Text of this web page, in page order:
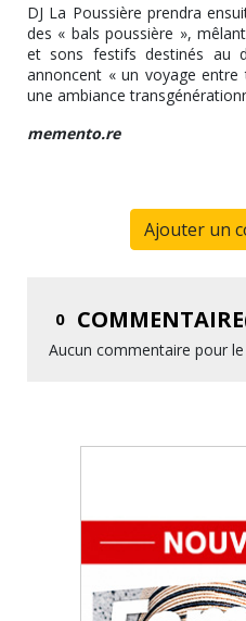
DJ La Poussière prendra
des « bals poussière »,
et sons festifs destinés au
annoncent « un voyage
une ambiance
memento.re
Ajouter un
0
Aucun commentaire pour